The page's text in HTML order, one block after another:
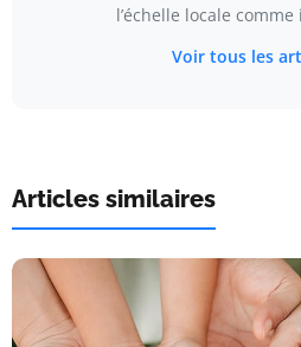
l’échelle locale
Voir tous les
Articles similaires